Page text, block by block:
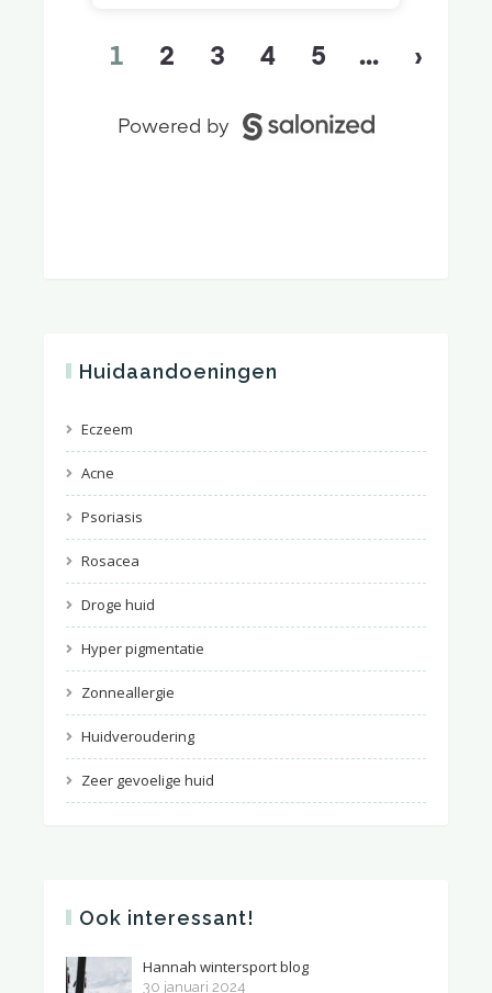
Huidaandoeningen
Eczeem
Acne
Psoriasis
Rosacea
Droge huid
Hyper pigmentatie
Zonneallergie
Huidveroudering
Zeer gevoelige huid
Ook interessant!
Hannah wintersport blog
30 januari 2024